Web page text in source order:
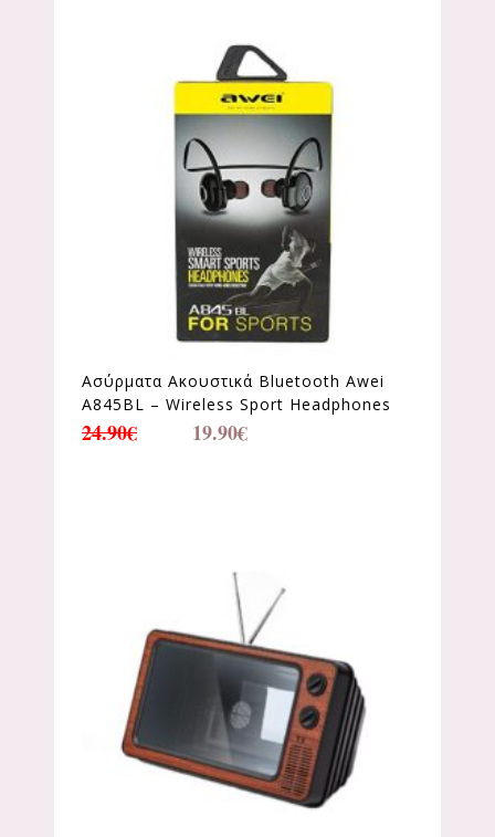
Ασύρματα Ακουστικά Bluetooth Awei
Α845BL – Wireless Sport Headphones
24.90€ 19.90€